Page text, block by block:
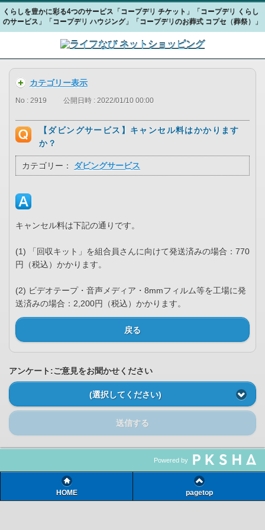
くらしを豊かに彩る4つのサービス「コープデリ チケット」「コープデリ くらし
のサービス」「コープデリ ハウジング」「コープデリのお葬式 コプセ（葬祭）」
カテゴリー表示
No : 2919 公開日時 : 2022/01/10 00:00
【ダビングサービス】キャンセル料はかかります
か？
カテゴリー： ダビングサービス
キャンセル料は下記の通りです。
(1) 「回収キット」を組合員さんに向けて発送済みの場合：770
円（税込）かかります。
(2) ビデオテープ・音声メディア・8mmフィルム等を工場に発
送済みの場合：2,200円（税込）かかります。
戻る
アンケート:ご意見をお聞かせください
(選択してください)
送信する
Powered by
HOME pagetop